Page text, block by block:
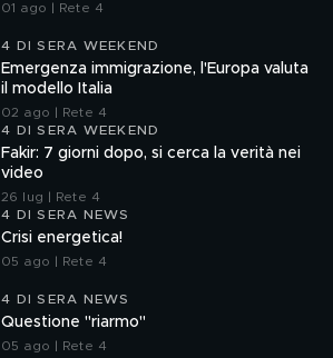
01 ago | Rete 4
4 DI SERA WEEKEND
Emergenza immigrazione, l'Europa valuta
il modello Italia
02 ago | Rete 4
4 DI SERA WEEKEND
Fakir: 7 giorni dopo, si cerca la verità nei
video
26 lug | Rete 4
4 DI SERA NEWS
Crisi energetica!
05 ago | Rete 4
4 DI SERA NEWS
Questione "riarmo"
05 ago | Rete 4